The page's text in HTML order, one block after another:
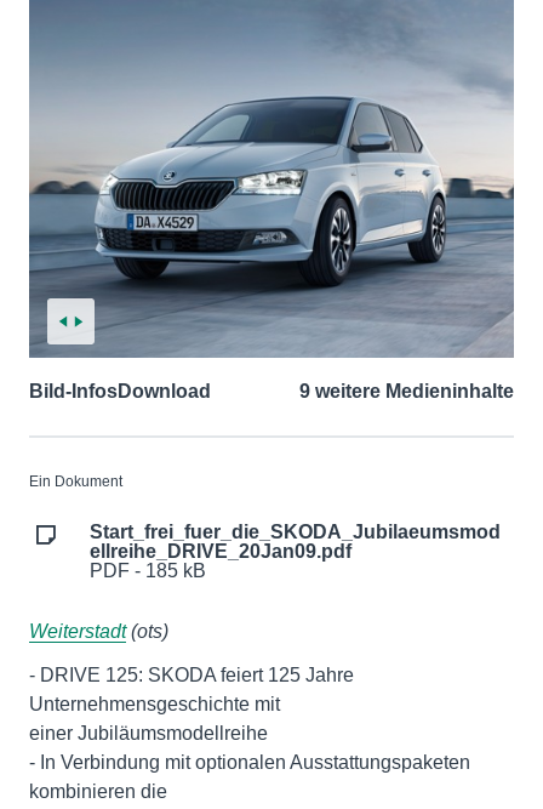
Bild-InfosDownload 9 weitere Medieninhalte
Ein Dokument
Start_frei_fuer_die_SKODA_Jubilaeumsmod
ellreihe_DRIVE_20Jan09.pdf
PDF - 185 kB
Weiterstadt(ots)
- DRIVE 125: SKODA feiert 125 Jahre
Unternehmensgeschichte mit
einer Jubiläumsmodellreihe
- In Verbindung mit optionalen Ausstattungspaketen
kombinieren die